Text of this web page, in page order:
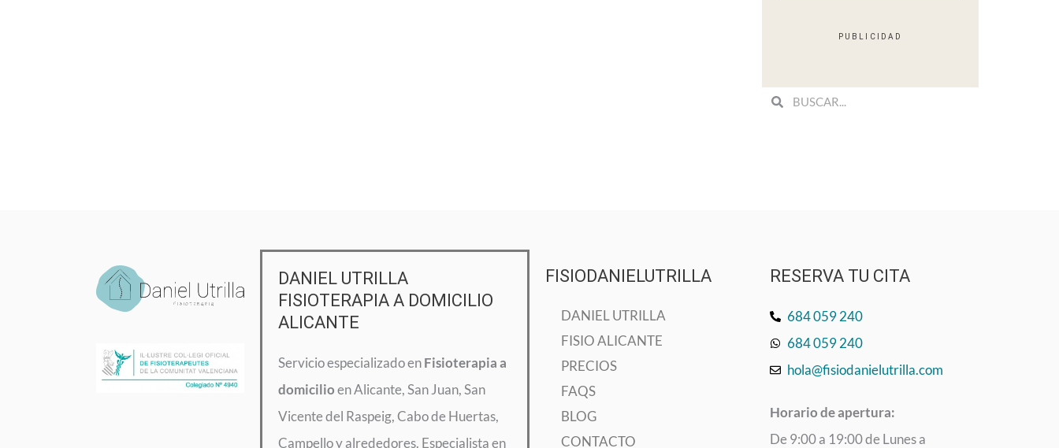
PUBLICIDAD
SearchSearch
DANIEL UTRILLA
FISIOTERAPIA A DOMICILIO
ALICANTE
Servicio especializado enFisioterapia a
domicilioen Alicante, San Juan, San
Vicente del Raspeig, Cabo de Huertas,
Campello y alrededores. Especialista en
FISIODANIELUTRILLA
DANIEL UTRILLA
FISIO ALICANTE
PRECIOS
FAQS
BLOG
CONTACTO
RESERVA TU CITA
684 059 240
684 059 240
hola@fisiodanielutrilla.com
Horario de apertura:
De 9:00 a 19:00 de Lunes a